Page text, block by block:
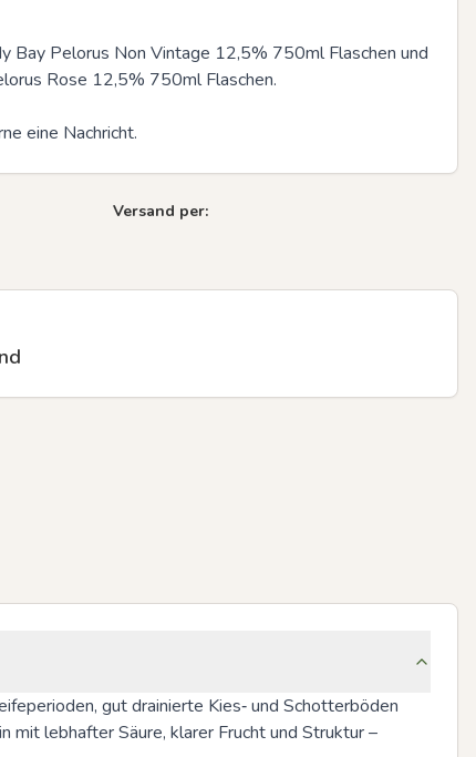
Bay Pelorus Non Vintage 12,5% 750ml Flaschen und
Rose 12,5% 750ml Flaschen.
eine Nachricht.
Versand per:
gut drainierte Kies‑ und Schotterböden
mit lebhafter Säure, klarer Frucht und Struktur –